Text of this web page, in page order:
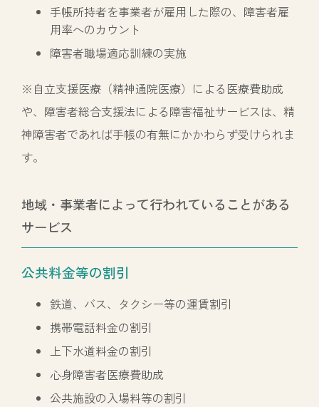
手帳所持者を事業者が雇用した際の、障害者雇
用率へのカウント
障害者職場適応訓練の実施
※自立支援医療（精神通院医療）による医療費助成
や、障害者総合支援法による障害福祉サービスは、精
神障害者であれば手帳の有無にかかわらず受けられま
す。
地域・事業者によって行われていることがある
サービス
公共料金等の割引
鉄道、バス、タクシー等の運賃割引
携帯電話料金の割引
上下水道料金の割引
心身障害者医療費助成
公共施設の入場料等の割引